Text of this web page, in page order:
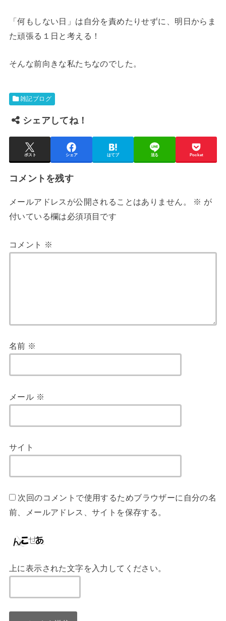
「何もしない日」は自分を責めたりせずに、明日からま
た頑張る１日と考える！
そんな前向きな私たちなのでした。
雑記ブログ
シェアしてね！
ポスト シェア はてブ 送る Pocket
コメントを残す
メールアドレスが公開されることはありません。 ※ が
付いている欄は必須項目です
コメント ※
名前 ※
メール ※
サイト
次回のコメントで使用するためブラウザーに自分の名
前、メールアドレス、サイトを保存する。
上に表示された文字を入力してください。